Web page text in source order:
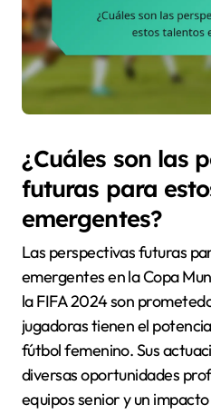
¿Cuáles son las
futuras para
emergentes?
Las perspectivas futuras
emergentes en la Copa
la FIFA 2024 son
jugadoras tienen el
fútbol femenino. Sus
diversas oportunidades
equipos senior y un